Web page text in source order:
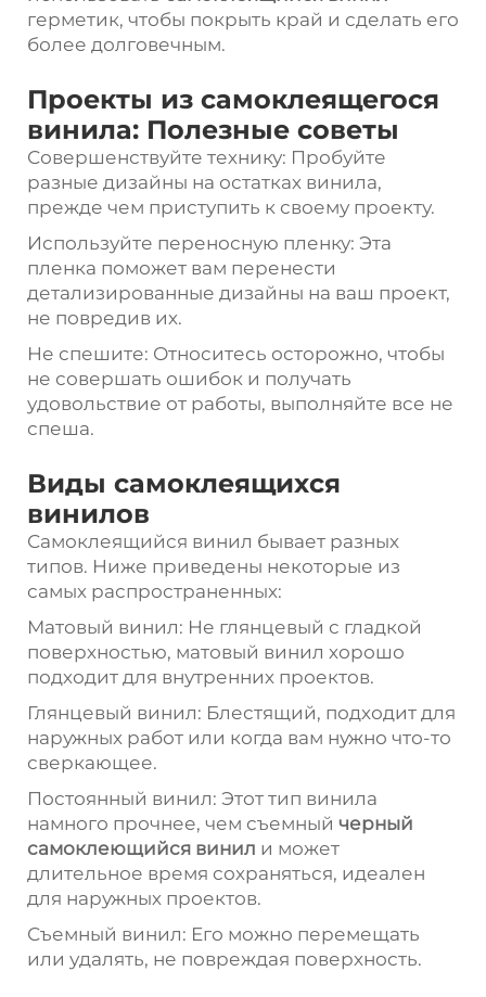
герметик, чтобы покрыть край и сделать его
более долговечным.
Проекты из самоклеящегося
винила: Полезные советы
Совершенствуйте технику: Пробуйте
разные дизайны на остатках винила,
прежде чем приступить к своему проекту.
Используйте переносную пленку: Эта
пленка поможет вам перенести
детализированные дизайны на ваш проект,
не повредив их.
Не спешите: Относитесь осторожно, чтобы
не совершать ошибок и получать
удовольствие от работы, выполняйте все не
спеша.
Виды самоклеящихся
винилов
Самоклеящийся винил бывает разных
типов. Ниже приведены некоторые из
самых распространенных:
Матовый винил: Не глянцевый с гладкой
поверхностью, матовый винил хорошо
подходит для внутренних проектов.
Глянцевый винил: Блестящий, подходит для
наружных работ или когда вам нужно что-то
сверкающее.
Постоянный винил: Этот тип винила
намного прочнее, чем съемный черный
самоклеющийся винил и может
длительное время сохраняться, идеален
для наружных проектов.
Съемный винил: Его можно перемещать
или удалять, не повреждая поверхность.